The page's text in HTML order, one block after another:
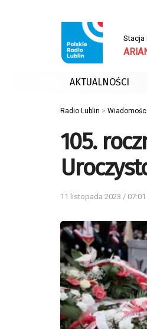
Stacja
AKTUALNOŚCI
Radio Lublin > Wiadomości
105.
11 listopada 2023 / 07:01